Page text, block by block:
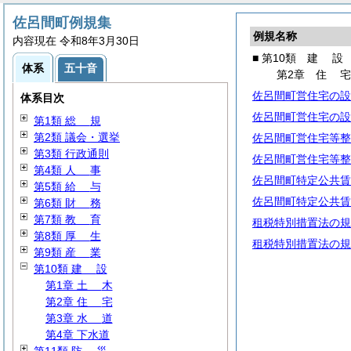
例規名称
■ 第10類 建 設
第2章 住宅
佐呂間町営住宅の
佐呂間町営住宅の
佐呂間町営住宅等
佐呂間町営住宅等
佐呂間町特定公共
佐呂間町特定公共
租税特別措置法の
租税特別措置法の
佐呂間町例規集
内容現在 令和8年3月30日
体系 五十音
体系目次
第1類 総 規
第2類 議会・選挙
第3類 行政通則
第4類 人 事
第5類 給 与
第6類 財 務
第7類 教 育
第8類 厚 生
第9類 産 業
第10類 建 設
第1章 土 木
第2章 住 宅
第3章 水 道
第4章 下水道